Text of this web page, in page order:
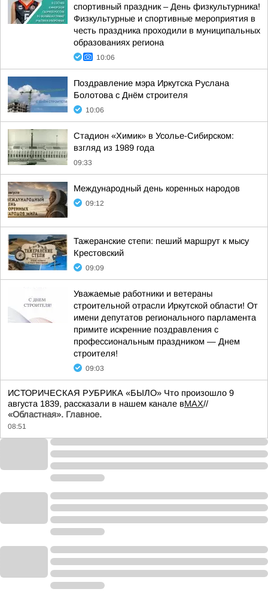
спортивный праздник – День физкультурника!
Физкультурные и спортивные мероприятия в
честь праздника проходили в муниципальных
образованиях региона
10:06
Поздравление мэра Иркутска Руслана
Болотова с Днём строителя
10:06
Стадион «Химик» в Усолье-Сибирском:
взгляд из 1989 года
09:33
Международный день коренных народов
09:12
Тажеранские степи: пеший маршрут к мысу
Крестовский
09:09
Уважаемые работники и ветераны
строительной отрасли Иркутской области! От
имени депутатов регионального парламента
примите искренние поздравления с
профессиональным праздником — Днем
строителя!
09:03
ИСТОРИЧЕСКАЯ РУБРИКА «БЫЛО» Что произошло 9
августа 1839, рассказали в нашем канале вMAX//
«Областная». Главное.
08:51